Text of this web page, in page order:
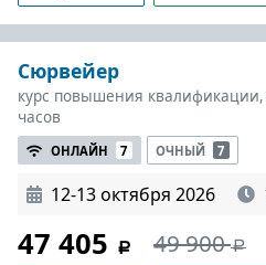
Сюрвейер
курс повышения квалификации,
часов
ОНЛАЙН 7 ОЧНЫЙ 7
12-13 октября 2026
47 405 49 900